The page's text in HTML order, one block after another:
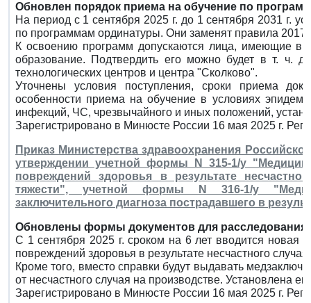
Обновлен порядок приема на обучение по
На период с 1 сентября 2025 г. до 1 сентября 2031 г.
по программам ординатуры. Они заменят правила 2017
К освоению программ допускаются лица, имеющие
образование. Подтвердить его можно будет в т. ч.
технологических центров и центра "Сколково".
Уточнены условия поступления, сроки приема
особенности приема на обучение в условиях
инфекций, ЧС, чрезвычайного и иных положений,
Зарегистрировано в Минюсте России 16 мая 2025 г.
Приказ Министерства здравоохранения
утверждении учетной формы N 315-1/у
повреждений здоровья в результате
тяжести", учетной формы N 316-1/у
заключительного диагноза пострадавшего в
Обновлены формы документов для расследования
С 1 сентября 2025 г. сроком на 6 лет вводится новая
повреждений здоровья в результате несчастного
Кроме того, вместо справки будут выдавать
от несчастного случая на производстве. Установлена
Зарегистрировано в Минюсте России 16 мая 2025 г.